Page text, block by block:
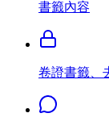
書籤內容
卷證書籤、